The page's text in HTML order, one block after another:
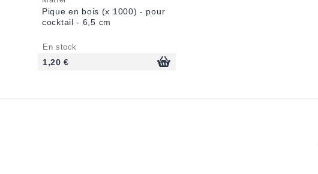
Pique en bois (x 1000) - pour
cocktail - 6,5 cm
En stock
1,20 €